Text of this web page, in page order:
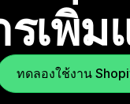
รเพิ่
ทดลองใช้งาน